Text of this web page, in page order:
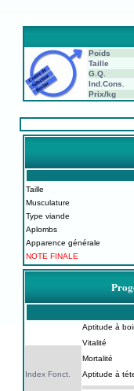
Poids
Taille
G.Q.
Ind.Cons.
Prix/kg
Taille
Musculature
Type viande
Aplombs
Apparence générale
NOTE FINALE
Index Fonct.
Aptitude à
Vitalité
Mortalité
Aptitude à